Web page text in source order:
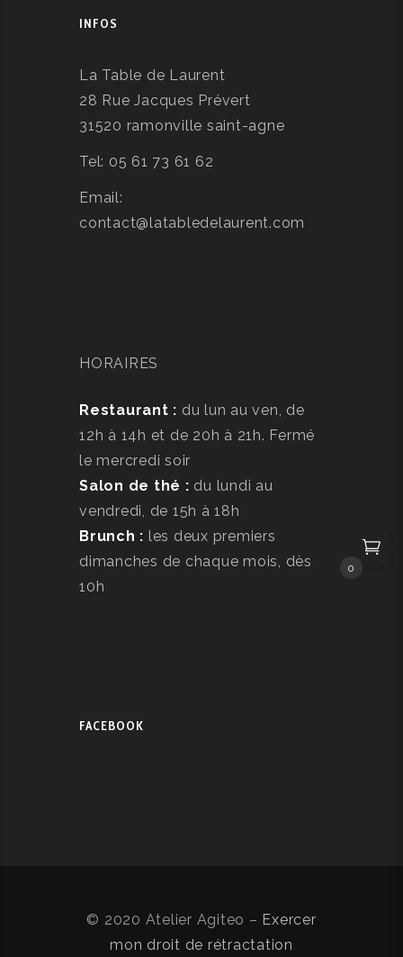
INFOS
La Table de Laurent
28 Rue Jacques Prévert
31520 ramonville saint-agne
Tel: 05 61 73 61 62
Email:
contact@latabledelaurent.com
HORAIRES
Restaurant : du lun au ven, de
12h à 14h et de 20h à 21h. Fermé
le mercredi soir
Salon de thé : du lundi au
vendredi, de 15h à 18h
Brunch : les deux premiers
dimanches de chaque mois, dès
10h
FACEBOOK
© 2020 Atelier Agiteo – Exercer
mon droit de rétractation
0